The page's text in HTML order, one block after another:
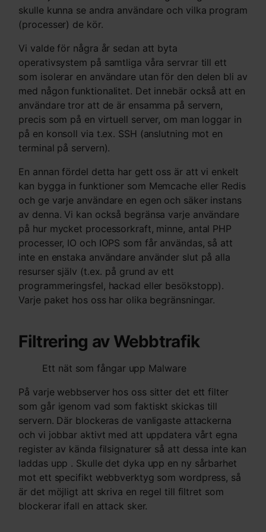
skulle kunna se andra användare och vilka program
(processer) de kör.
Vi valde för några år sedan att byta
operativsystem på samtliga våra servrar till ett
som isolerar en användare utan för den delen bli av
med någon funktionalitet. Det innebär också att en
användare tror att de är ensamma på servern,
precis som på en virtuell server, om man loggar in
på en konsoll via t.ex. SSH (anslutning mot en
terminal på servern).
En annan fördel detta har gett oss är att vi enkelt
kan bygga in funktioner som Memcache eller Redis
och ge varje användare en egen och säker instans
av denna. Vi kan också begränsa varje användare
på hur mycket processorkraft, minne, antal PHP
processer, IO och IOPS som får användas, så att
inte en enstaka användare använder slut på alla
resurser själv (t.ex. på grund av ett
programmeringsfel, hackad eller besökstopp).
Varje paket hos oss har olika begränsningar.
Filtrering av Webbtrafik
Ett nät som fångar upp Malware
På varje webbserver hos oss sitter det ett filter
som går igenom vad som faktiskt skickas till
servern. Där blockeras de vanligaste attackerna
och vi jobbar aktivt med att uppdatera vårt egna
register av kända filsignaturer så att dessa inte kan
laddas upp . Skulle det dyka upp en ny sårbarhet
mot ett specifikt webbverktyg som wordpress, så
är det möjligt att skriva en regel till filtret som
blockerar ifall en attack sker.